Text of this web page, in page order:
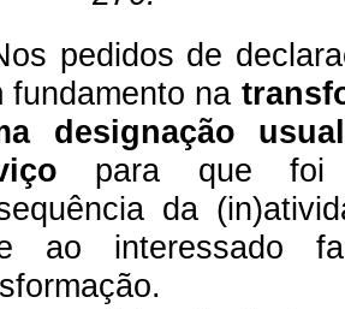
pedidos de
fundamento na
designação
para que foi
da
ao interessado